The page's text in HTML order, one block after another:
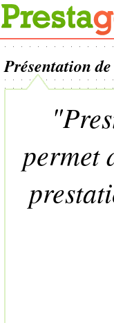
Présentation
permet